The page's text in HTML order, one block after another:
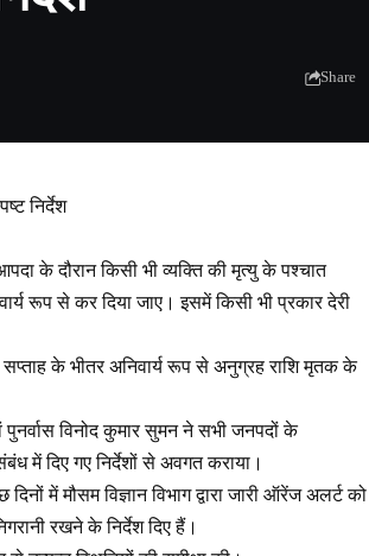
Share
निर्देश
के दौरान किसी भी व्यक्ति की मृत्यु के पश्चात
रूप से कर दिया जाए। इसमें किसी भी प्रकार देरी
के भीतर अनिवार्य रूप से अनुग्रह राशि मृतक के
विनोद कुमार सुमन ने सभी जनपदों के
में दिए गए निर्देशों से अवगत कराया।
में मौसम विज्ञान विभाग द्वारा जारी ऑरेंज अलर्ट को
रखने के निर्देश दिए हैं।